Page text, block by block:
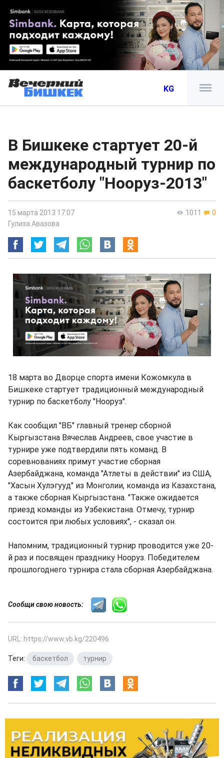
KG
В Бишкеке стартует 20-й
международный турнир по
баскетболу "Нооруз-2013"
1011 0
15 марта 2013 17:07
Гулиза Авазова
18 марта во Дворце спорта имени Кожомкула в
Бишкеке стартует традиционный международный
турнир по баскетболу "Нооруз".
Как сообщил "ВБ" главный тренер сборной
Кыргызстана Вячеслав Андреев, свое участие в
турнире уже подтвердили пять команд. В
соревнованиях примут участие сборная
Азербайджана, команда "Атлеты в действии" из США,
"Хасын Хулэгууд" из Монголии, команда из Казахстана,
а также сборная Кыргызстана. "Также ожидается
приезд команды из Узбекистана. Отмечу, турнир
состоится при любых условиях", - сказал он.
Напомним, традиционный турнир проводится уже 20-
й раз и посвящен празднику Нооруз. Победителем
прошлогоднего турнира стала сборная Азербайджана.
Сообщи свою новость:
URL: https://www.vb.kg/220496
Теги: баскетбол турнир